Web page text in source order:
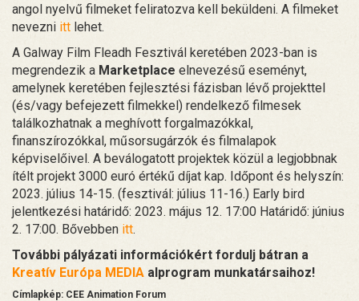
angol nyelvű filmeket feliratozva kell beküldeni. A filmeket
nevezni itt lehet.
A Galway Film Fleadh Fesztivál keretében 2023-ban is
megrendezik a Marketplace elnevezésű eseményt,
amelynek keretében fejlesztési fázisban lévő projekttel
(és/vagy befejezett filmekkel) rendelkező filmesek
találkozhatnak a meghívott forgalmazókkal,
finanszírozókkal, műsorsugárzók és filmalapok
képviselőivel. A beválogatott projektek közül a legjobbnak
ítélt projekt 3000 euró értékű díjat kap. Időpont és helyszín:
2023. július 14-15. (fesztivál: július 11-16.) Early bird
jelentkezési határidő: 2023. május 12. 17:00 Határidő: június
2. 17:00. Bővebben itt.
További pályázati információkért fordulj bátran a
Kreatív Európa MEDIA alprogram munkatársaihoz!
Címlapkép: CEE Animation Forum